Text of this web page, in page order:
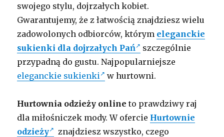
swojego stylu, dojrzałych kobiet.
Gwarantujemy, że z łatwością znajdziesz wielu
zadowolonych odbiorców, którym eleganckie
sukienki dla dojrzałych Pań
szczególnie
przypadną do gustu. Najpopularniejsze
eleganckie sukienki
w hurtowni.
Hurtownia odzieży online to prawdziwy raj
dla miłośniczek mody. W ofercie Hurtownie
odzieży
znajdziesz wszystko, czego